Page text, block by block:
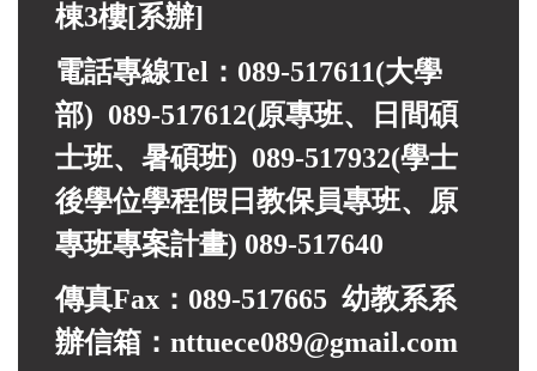
棟3樓[系辦]
電話專線Tel：089-517611(大學
部) 089-517612(原專班、日間碩
士班、暑碩班) 089-517932(學士
後學位學程假日教保員專班、 原
專班專案計畫) 089-517640
傳真Fax：089-517665 幼教系系
辦信箱：nttuece089@gmail.com